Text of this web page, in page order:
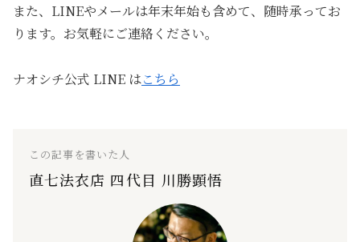
また、LINEやメールは年末年始も含めて、随時承ってお
ります。お気軽にご連絡ください。
ナオシチ公式 LINE はこちら
この記事を書いた人
直七法衣店 四代目 川勝顕悟